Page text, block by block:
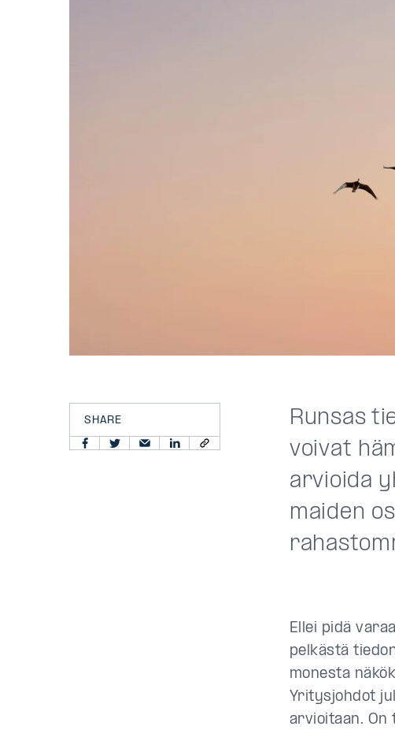
SHARE
Runsas
voivat
arvioida
maiden
Ellei pidä
pelkästä
monesta
Yritysjohdot
arvioitaan. On